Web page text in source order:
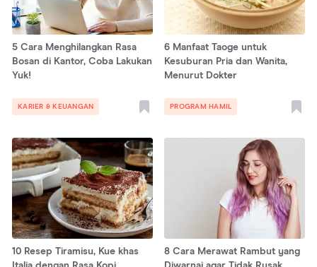
5 Cara Menghilangkan Rasa
Bosan di Kantor, Coba Lakukan
Yuk!
KARIER & KEUANGAN
6 Manfaat Taoge untuk
Kesuburan Pria dan Wanita,
Menurut Dokter
PROGRAM HAMIL
10 Resep Tiramisu, Kue khas
8 Cara Merawat Rambut yang